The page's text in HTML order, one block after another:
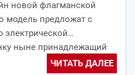
новой флагманской
модель предложат с
ныне принадлежащий
ЧИТАТЬ ДАЛЕЕ